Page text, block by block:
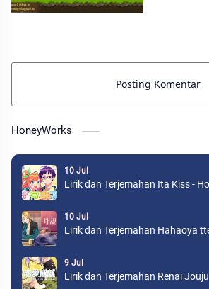
Posting Komentar
HoneyWorks
10 Jul
Lirik dan Terjemahan Ita Kiss -
10 Jul
Lirik dan Terjemahan Hahaoya
9 Jul
Lirik dan Terjemahan Renai